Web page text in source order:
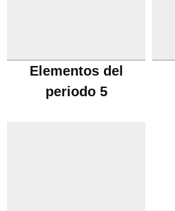
Elementos del
periodo 5